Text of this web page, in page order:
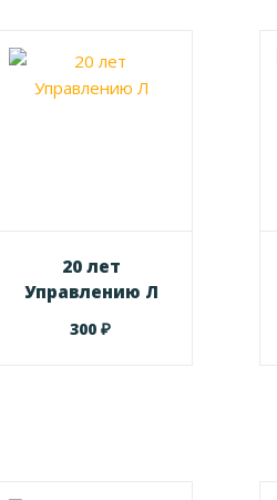
20 лет
Управлению Л
300 ₽